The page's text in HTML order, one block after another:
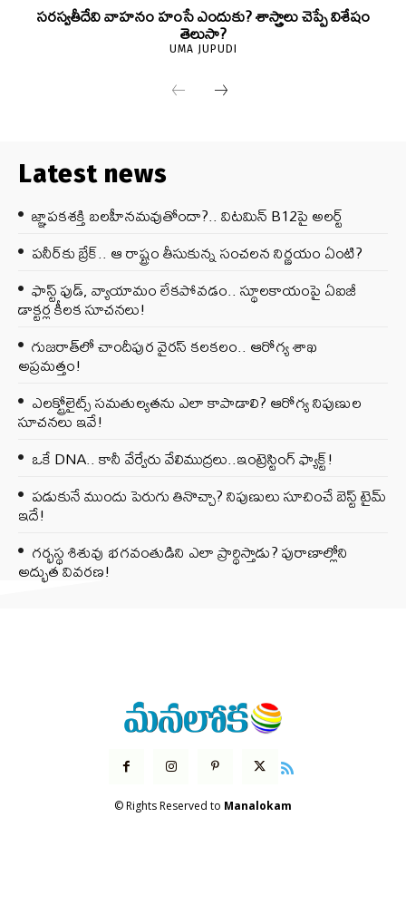
సరస్వతీదేవి వాహనం హంసే ఎందుకు? శాస్త్రాలు చెప్పే విశేషం
తెలుసా?
UMA JUPUDI
Latest news
జ్ఞాపకశక్తి బలహీనమవుతోందా?.. విటమిన్ B12పై అలర్ట్
పనీర్‌కు బ్రేక్.. ఆ రాష్ట్రం తీసుకున్న సంచలన నిర్ణయం ఏంటి?
ఫాస్ట్ ఫుడ్, వ్యాయామం లేకపోవడం.. స్థూలకాయంపై ఏఐజీ
డాక్టర్ల కీలక సూచనలు!
గుజరాత్‌లో చాందీపుర వైరస్ కలకలం.. ఆరోగ్య శాఖ
అప్రమత్తం!
ఎలక్ట్రోలైట్స్ సమతుల్యతను ఎలా కాపాడాలి? ఆరోగ్య నిపుణుల
సూచనలు ఇవే!
ఒకే DNA.. కానీ వేర్వేరు వేలిముద్రలు..ఇంట్రెస్టింగ్ ఫ్యాక్ట్!
పడుకునే ముందు పెరుగు తినొచ్చా? నిపుణులు సూచించే బెస్ట్ టైమ్
ఇదే!
గర్భస్థ శిశువు భగవంతుడిని ఎలా ప్రార్థిస్తాడు? పురాణాల్లోని
అద్భుత వివరణ!
© Rights Reserved to Manalokam